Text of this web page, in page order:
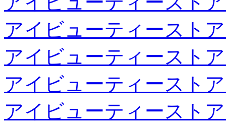
アイビューティースト
アイビューティースト
アイビューティースト
アイビューティースト